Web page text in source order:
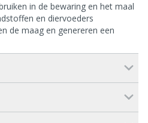
in de bewaring en het maal
en diervoeders
de maag en genereren een